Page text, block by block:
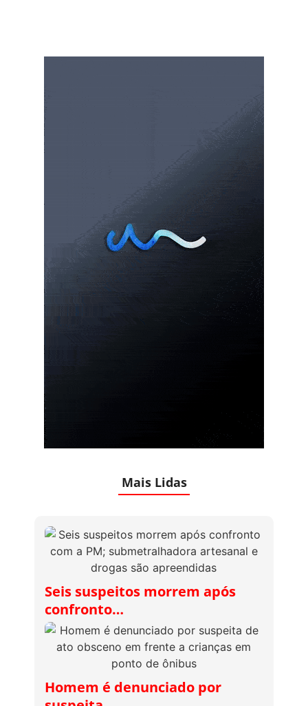
Mais Lidas
Seis suspeitos morrem após
confronto…
Homem é denunciado por